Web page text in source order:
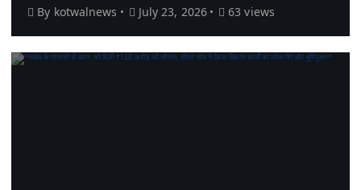
By kotwalnews July 23, 2026 63 views